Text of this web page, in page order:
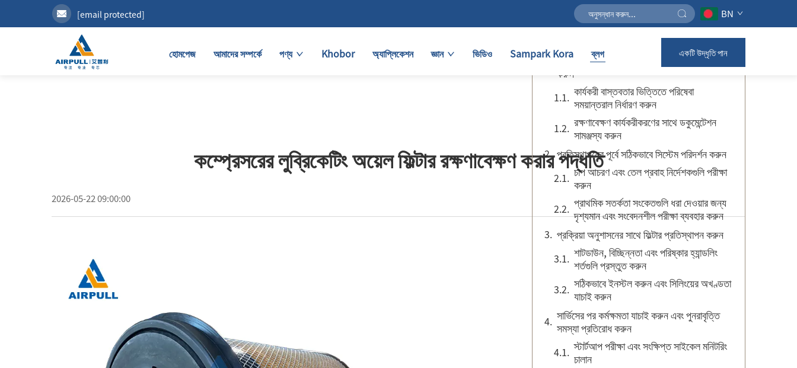
[email protected] BN
হোমপেজ আমাদের সম্পর্কে পণ্য Khobor অ্যাপ্লিকেশন জ্ঞান ভিডিও Sampark Kora ব্লগ একটি উদ্ধৃতি পান
কম্প্রেসরের লুব্রিকেটিং অয়েল ফিল্টার রক্ষণাবেক্ষণ করার পদ্ধতি
2026-05-22 09:00:00
বিষয়সূচি
ফিল্টারে হাত দেওয়ার আগে রক্ষণাবেক্ষণের মানক নির্ধারণ
করুন
কার্যকরী বাস্তবতার ভিত্তিতে পরিষেবা
সময়ান্তরাল নির্ধারণ করুন
রক্ষণাবেক্ষণ কার্যকরীকরণের সাথে ডকুমেন্টেশন
সামঞ্জস্য করুন
প্রতিস্থাপনের পূর্বে সঠিকভাবে সিস্টেম পরিদর্শন করুন
চাপ আচরণ এবং তেল প্রবাহ নির্দেশকগুলি পরীক্ষা
করুন
প্রাথমিক সতর্কতা সংকেতগুলি ধরা দেওয়ার জন্য
দৃশ্যমান এবং সংবেদনশীল পরীক্ষা ব্যবহার করুন
প্রক্রিয়া অনুশাসনের সাথে ফিল্টার প্রতিস্থাপন করুন
শাটডাউন, বিচ্ছিন্নতা এবং পরিষ্কার হ্যান্ডলিং
শর্তগুলি প্রস্তুত করুন
সঠিকভাবে ইনস্টল করুন এবং সিলিংয়ের অখণ্ডতা
যাচাই করুন
সার্ভিসের পর কর্মক্ষমতা যাচাই করুন এবং পুনরাবৃত্তি
সমস্যা প্রতিরোধ করুন
স্টার্টআপ পরীক্ষা এবং সংক্ষিপ্ত সাইকেল মনিটরিং
চালান